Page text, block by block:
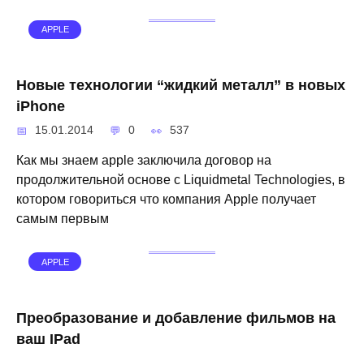
APPLE
Новые технологии “жидкий металл” в новых
iPhone
15.01.2014 0 537
Как мы знаем apple заключила договор на
продолжительной основе с Liquidmetal Technologies, в
котором говориться что компания Apple получает
самым первым
APPLE
Преобразование и добавление фильмов на
ваш IPad